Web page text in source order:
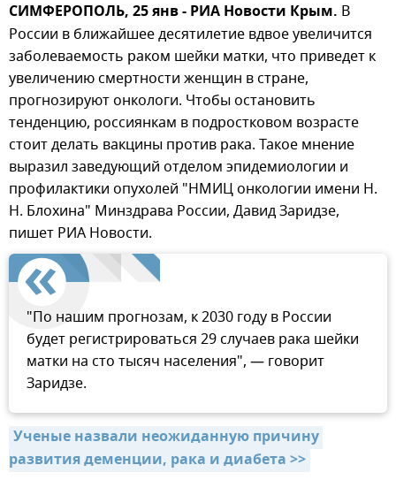
СИМФЕРОПОЛЬ, 25 янв - РИА Новости Крым. В
России в ближайшее десятилетие вдвое увеличится
заболеваемость раком шейки матки, что приведет к
увеличению смертности женщин в стране,
прогнозируют онкологи. Чтобы остановить
тенденцию, россиянкам в подростковом возрасте
стоит делать вакцины против рака. Такое мнение
выразил заведующий отделом эпидемиологии и
профилактики опухолей "НМИЦ онкологии имени Н.
Н. Блохина" Минздрава России, Давид Заридзе,
пишет РИА Новости.
"По нашим прогнозам, к 2030 году в России
будет регистрироваться 29 случаев рака шейки
матки на сто тысяч населения", — говорит
Заридзе.
Ученые назвали неожиданную причину
развития деменции, рака и диабета >>